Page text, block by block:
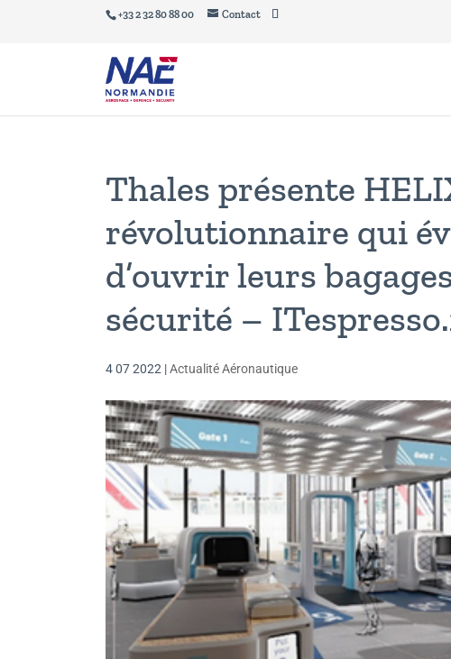
+33 2 32 80 88 00 Contact
Thales présente
révolutionnaire qui
d’ouvrir leurs
sécurité –
4 07 2022 |Actualité Aéronautique